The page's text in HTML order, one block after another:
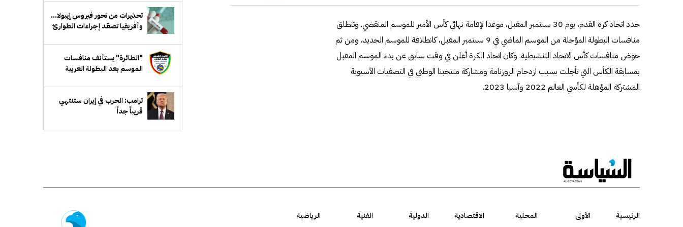
حدد اتحاد كرة القدم، يوم 30 سبتمبر المقبل، موعدا لإقامة نهائي كأس الأمير للموسم المنقضي. وتنطلق
منافسات البطولة المؤجلة من الموسم الماضي في 9 سبتمبر المقبل، كانطلاقة للموسم الجديد، ومن ثم
خوض منافسات كأس الاتحاد التنشيطية. وكان اتحاد الكرة أعلن في وقت سابق عن بدء الموسم المقبل
بمسابقة الكأس التي تأجلت بسبب ازدحام الروزنامة ومشاركة منتخبنا الوطني في التصفيات الآسيوية
المشتركة المؤهلة لكأسي العالم 2022 وآسيا 2023.
تحذيرات من تحور فيروس إيبولا...
وأفريقيا تصعّد إجراءات الطوارئ
"الطائرة" يستأنف منافسات
الموسم بعد البطولة العربية
ترامب: الحرب في إيران ستنتهي
قريباً جداً
الرئيسية الأولى المحلية الاقتصادية الدولية الفنية
الرياضية